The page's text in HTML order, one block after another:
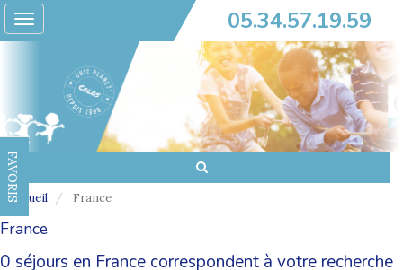
Toggle
navigation
05.34.57.19.59
FAVORIS
Accueil France
France
0 séjours en France correspondent à votre recherche